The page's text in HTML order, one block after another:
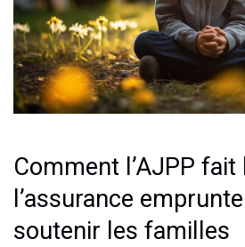
Comment l’AJPP
l’assurance
soutenir les familles